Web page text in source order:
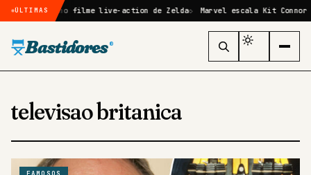
ÚLTIMAS
confirmado no filme live-action de Zelda Marvel escala Kit Connor
Bastidores ®
televisao britanica